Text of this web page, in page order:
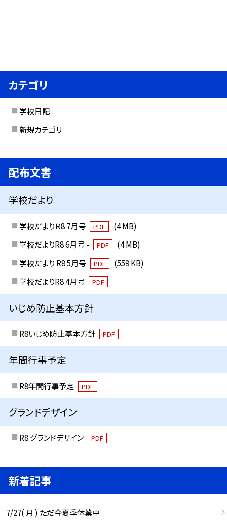
カテゴリ
学校日記
新規カテゴリ
配布文書
学校だより
学校だよりＲ8 7月号 PDF
(4 MB)
学校だよりR8 6月号 -
PDF
(4 MB)
学校だより R8 5月号
PDF
(559 KB)
学校だよりR8 4月号
PDF
いじめ防止基本方針
R8いじめ防止基本方針 PDF
年間行事予定
R8年間行事予定 PDF
グランドデザイン
R8 グランドデザイン PDF
新着記事
7/27( 月 ) ただ今夏季休業中